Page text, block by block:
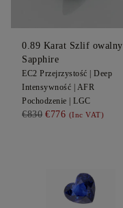
0.89 Karat Szlif owalny
Sapphire
EC2 Przejrzystość | Deep
Intensywność | AFR
Pochodzenie | LGC
€830 €776 (Inc VAT)